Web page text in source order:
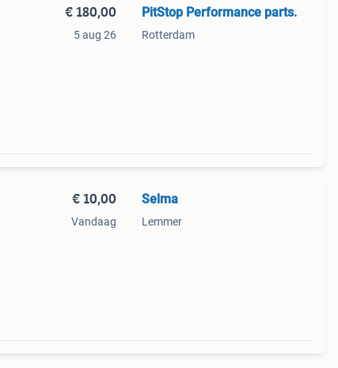
€ 180,00
5 aug 26
PitStop Performance parts.
Rotterdam
€ 10,00
Vandaag
Selma
Lemmer